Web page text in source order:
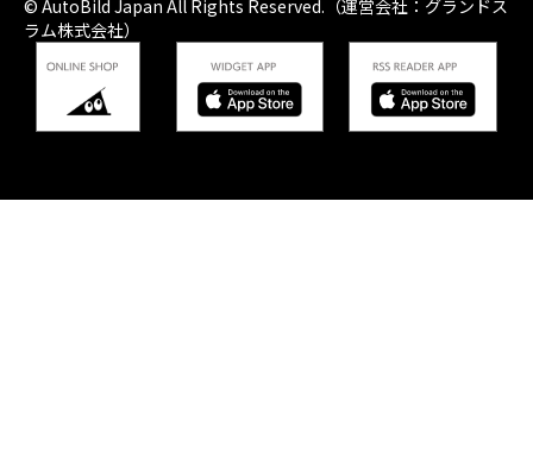
© AutoBild Japan All Rights Reserved.（運営会社：グランドス
ラム株式会社）